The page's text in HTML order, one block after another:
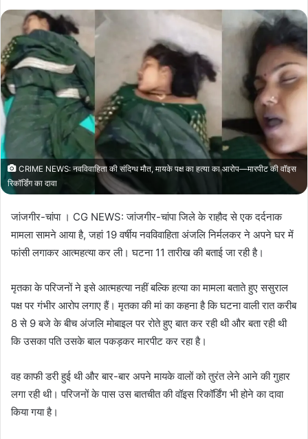
CRIME NEWS: नवविवाहिता की संदिग्ध मौत, मायके पक्ष का हत्या का आरोप—मारपीट की वॉइस
रिकॉर्डिंग का दावा
जांजगीर-चांपा । CG NEWS: जांजगीर-चांपा जिले के राहौद से एक दर्दनाक
मामला सामने आया है, जहां 19 वर्षीय नवविवाहिता अंजलि निर्मलकर ने अपने घर में
फांसी लगाकर आत्महत्या कर ली। घटना 11 तारीख की बताई जा रही है।
मृतका के परिजनों ने इसे आत्महत्या नहीं बल्कि हत्या का मामला बताते हुए ससुराल
पक्ष पर गंभीर आरोप लगाए हैं। मृतका की मां का कहना है कि घटना वाली रात करीब
8 से 9 बजे के बीच अंजलि मोबाइल पर रोते हुए बात कर रही थी और बता रही थी
कि उसका पति उसके बाल पकड़कर मारपीट कर रहा है।
वह काफी डरी हुई थी और बार-बार अपने मायके वालों को तुरंत लेने आने की गुहार
लगा रही थी। परिजनों के पास उस बातचीत की वॉइस रिकॉर्डिंग भी होने का दावा
किया गया है।